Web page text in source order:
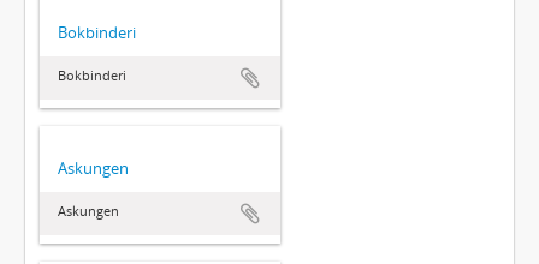
Bokbinderi
Bokbinderi
Askungen
Askungen